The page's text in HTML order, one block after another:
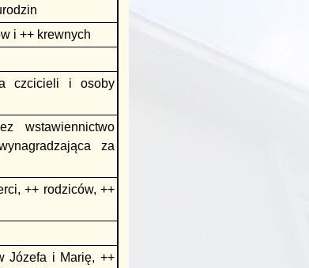
i ++ krewnych
czcicieli i osoby
wstawiennictwo
za
++ rodziców, ++
Józefa i Marię, ++